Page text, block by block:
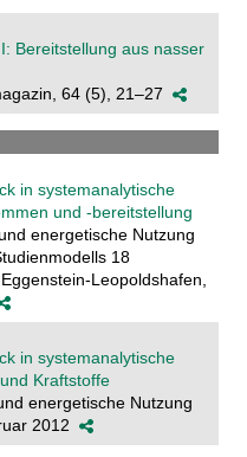
Bereitstellung aus nasser
64 (5), 21–27
in systemanalytische
und -bereitstellung
energetische Nutzung
18
Leopoldshafen,
in systemanalytische
Kraftstoffe
energetische Nutzung
2012